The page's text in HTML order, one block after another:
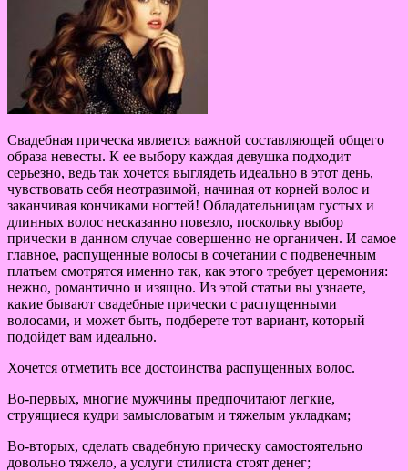
Свадебная прическа является важной составляющей общего
образа невесты. К ее выбору каждая девушка подходит
серьезно, ведь так хочется выглядеть идеально в этот день,
чувствовать себя неотразимой, начиная от корней волос и
заканчивая кончиками ногтей! Обладательницам густых и
длинных волос несказанно повезло, поскольку выбор
прически в данном случае совершенно не органичен. И самое
главное, распущенные волосы в сочетании с подвенечным
платьем смотрятся именно так, как этого требует церемония:
нежно, романтично и изящно. Из этой статьи вы узнаете,
какие бывают свадебные прически с распущенными
волосами, и может быть, подберете тот вариант, который
подойдет вам идеально.
Хочется отметить все достоинства распущенных волос.
Во-первых, многие мужчины предпочитают легкие,
струящиеся кудри замысловатым и тяжелым укладкам;
Во-вторых, сделать свадебную прическу самостоятельно
довольно тяжело, а услуги стилиста стоят денег;